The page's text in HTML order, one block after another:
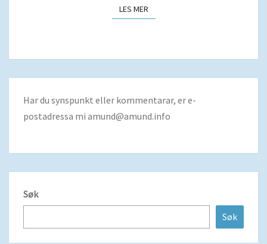
LES MERLES MER
Har du synspunkt eller kommentarar, er e-
postadressa mi amund@amund.info
Søk
Søk